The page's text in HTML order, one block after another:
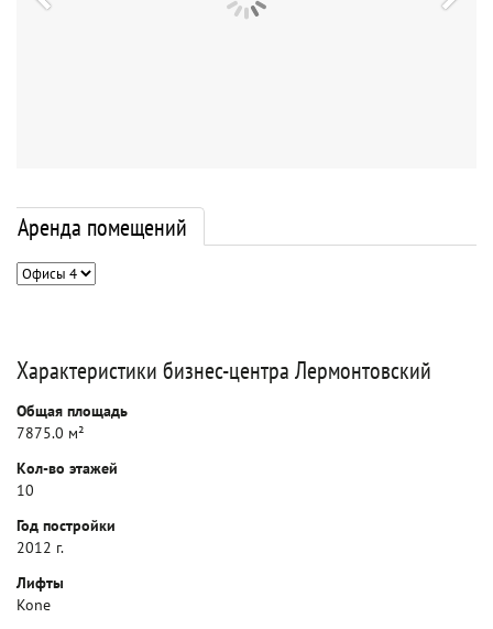
Аренда помещений
Характеристики бизнес-центра Лермонтовский
Общая площадь
7875.0 м²
Кол-во этажей
10
Год постройки
2012 г.
Лифты
Kone